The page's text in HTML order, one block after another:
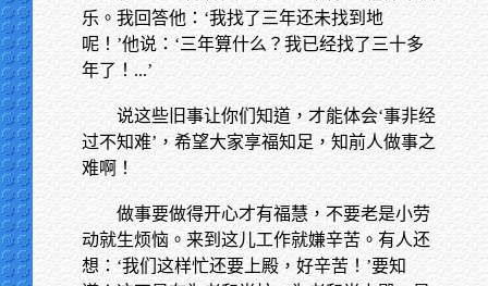
乐。我回答他：‘我找了三年还未找到地
呢！’他说：‘三年算什么？我已经找了三十多
年了！ ...’
说这些旧事让你们知道，才能体会‘事非经
过不知难’，希望大家享福知足，知前人做事之
难啊！
做事要做得开心才有福慧，不要老是小劳
动就生烦恼。来到这儿工作就嫌辛苦。有人还
想：‘我们这样忙还要上殿，好辛苦！’要知